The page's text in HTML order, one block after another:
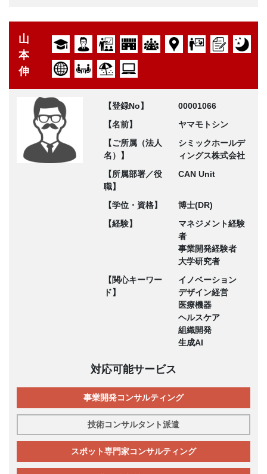
山
本
伸
【登録No】
00001066
【名前】
ヤマモトシン
【ご所属（法人
名）】
シミックホールデ
ィングス株式会社
【所属部署／役
職】
CAN Unit
【学位・資格】
博士(DR)
【経験】
マネジメント経験
者
事業開発経験者
大学研究者
【関心キーワー
ド】
イノベーション
デザイン経営
医療機器
ヘルスケア
組織開発
生成AI
対応可能サービス
事業開発コンサルティング
技術コンサルタント派遣
スポット専門家コンサルティング